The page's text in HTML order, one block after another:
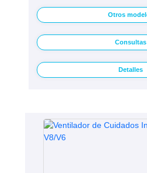
Otros
Consultas
Detalles